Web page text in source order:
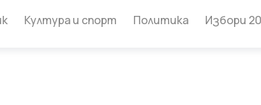
Култура и спорт Политика Избори